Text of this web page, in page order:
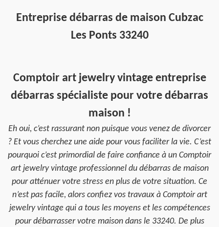
Entreprise débarras de maison Cubzac
Les Ponts 33240
Comptoir art jewelry vintage entreprise
débarras spécialiste pour votre débarras
maison !
Eh oui, c’est rassurant non puisque vous venez de divorcer
? Et vous cherchez une aide pour vous faciliter la vie. C’est
pourquoi c’est primordial de faire confiance à un Comptoir
art jewelry vintage professionnel du débarras de maison
pour atténuer votre stress en plus de votre situation. Ce
n’est pas facile, alors confiez vos travaux à Comptoir art
jewelry vintage qui a tous les moyens et les compétences
pour débarrasser votre maison dans le 33240. De plus